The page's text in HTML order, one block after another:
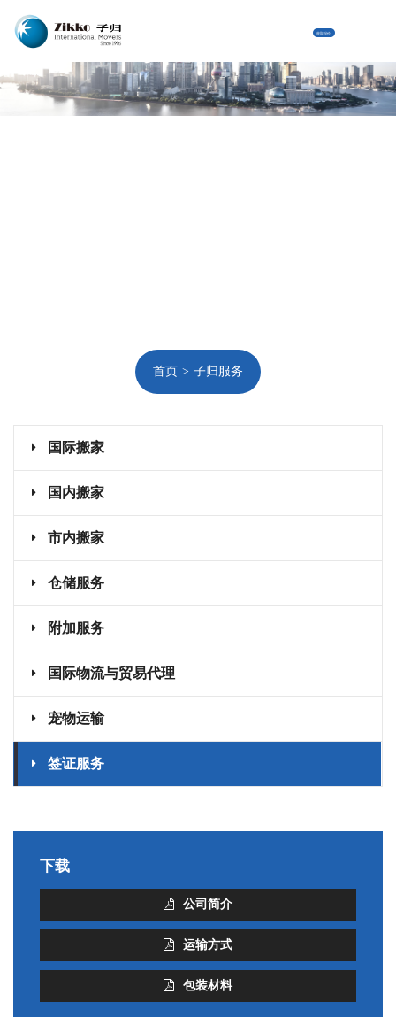
获取报价
首页 子归服务
国际搬家
国内搬家
市内搬家
仓储服务
附加服务
国际物流与贸易代理
宠物运输
签证服务
下载
公司简介
运输方式
包装材料